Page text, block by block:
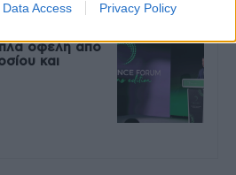
Data Access Privacy Policy
οφέλη από
και